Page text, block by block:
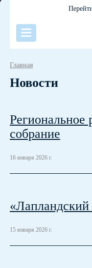
Главная
Новости
Региональное
собрание
16 января 2026 г.
«Лапландский
15 января 2026 г.